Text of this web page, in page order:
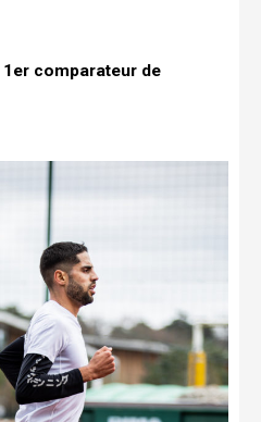
comparateur de